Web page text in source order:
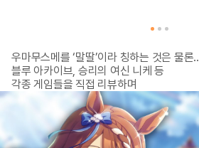
우마무스메를 ‘말딸’이라 칭하는 것은 물론..
블루 아카이브, 승리의 여신 니케 등
각종 게임들을 직접 리뷰하며
꽤나 깊은 덕력을 보여주고 있지.